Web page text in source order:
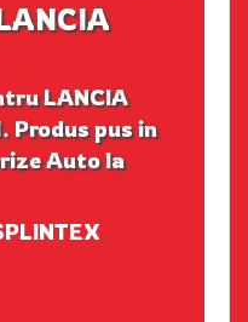
LANCIA
Produs pus in
Auto la